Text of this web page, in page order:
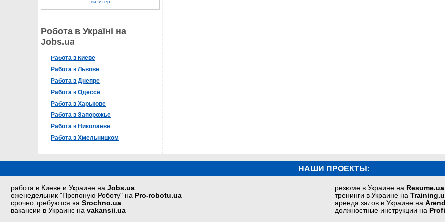
визитер
Робота в Україні на
Jobs.ua
Работа в Киеве
Работа в Львове
Работа в Днепре
Работа в Одессе
Работа в Харькове
Работа в Запорожье
Работа в Николаеве
Работа в Хмельницком
НАШИ ПРОЕКТЫ:
работа в Киеве и Украине наJobs.ua
еженедельник "Пропоную Роботу" на Pro-robotu.ua
срочно требуются наSrochno.ua
вакансии в Украине наvakansii.ua
резюме в Украине на Resume.ua
тренинги в Украине на
аренда залов в Украине на
должностные инструкции на